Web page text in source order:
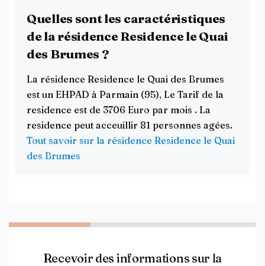
Quelles sont les caractéristiques
de la résidence Residence le Quai
des Brumes ?
La résidence Residence le Quai des Brumes
est un EHPAD à Parmain (95), Le Tarif de la
residence est de 3706 Euro par mois . La
residence peut acceuillir 81 personnes agées.
Tout savoir sur la résidence Residence le Quai
des Brumes
Recevoir des informations sur la